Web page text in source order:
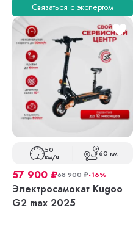
Связаться с экспертом
50
км/ч 60 км
57 900 ₽68 900₽-16%
Электросамокат Kugoo
G2 max 2025